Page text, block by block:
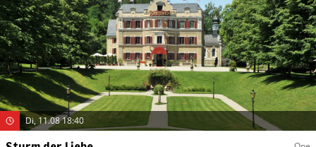
Di, 11.08 18:40